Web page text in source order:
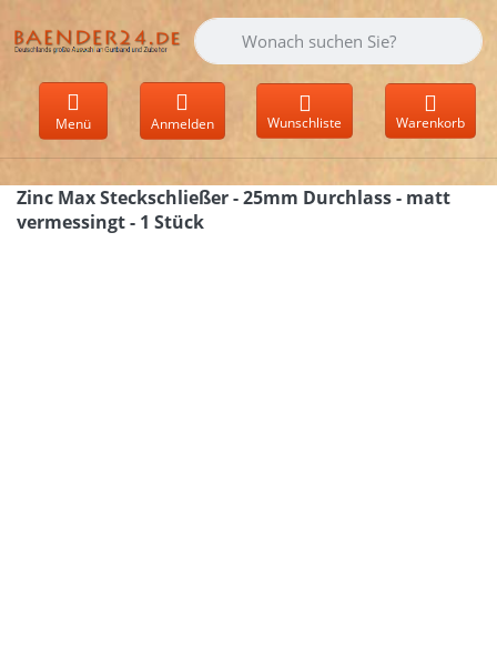
Geben Sie einen Suchbegriff ein.
Menü Anmelden Wunschliste Warenkorb
Zinc Max Steckschließer - 25mm Durchlass - matt
vermessingt - 1 Stück